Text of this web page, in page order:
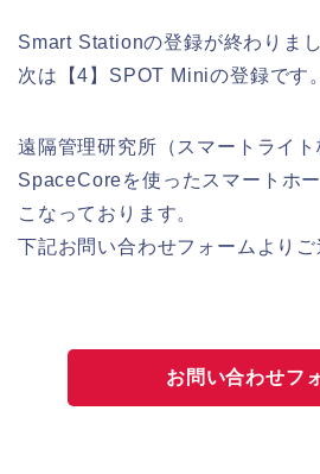
Smart Stationの登録が終わりまし
次は【4】SPOT Miniの登録です。
遠隔管理研究所（スマートライト
SpaceCoreを使ったスマートホ
こなっております。
下記お問い合わせフォームよりご
お問い合わせフ